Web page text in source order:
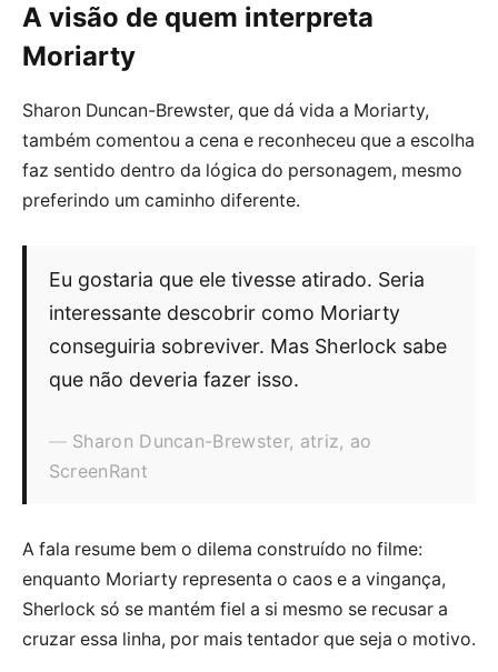
A visão de quem interpreta
Moriarty
Sharon Duncan-Brewster, que dá vida a Moriarty,
também comentou a cena e reconheceu que a escolha
faz sentido dentro da lógica do personagem, mesmo
preferindo um caminho diferente.
Eu gostaria que ele tivesse atirado. Seria
interessante descobrir como Moriarty
conseguiria sobreviver. Mas Sherlock sabe
que não deveria fazer isso.
Sharon Duncan-Brewster, atriz, ao
ScreenRant
A fala resume bem o dilema construído no filme:
enquanto Moriarty representa o caos e a vingança,
Sherlock só se mantém fiel a si mesmo se recusar a
cruzar essa linha, por mais tentador que seja o motivo.